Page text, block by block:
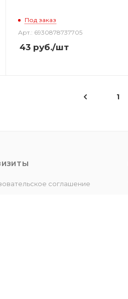
Под заказ
Арт.: 6930878737705
43 руб./шт
1
соглашение